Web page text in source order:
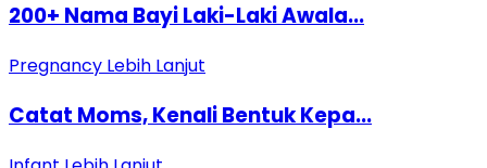
200+ Nama Bayi Laki-Laki Awala...
Pregnancy Lebih Lanjut
Catat Moms, Kenali Bentuk Kepa...